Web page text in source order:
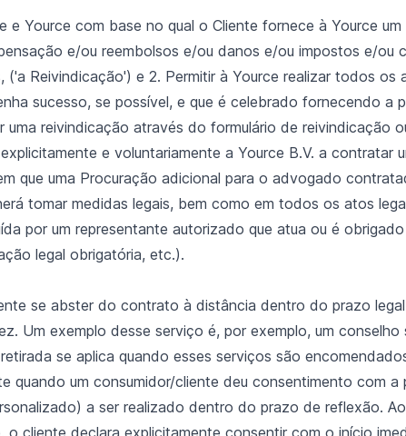
e Yource com base no qual o Cliente fornece à Yource
e/ou reembolsos e/ou danos e/ou impostos e/ou
('a Reivindicação') e 2. Permitir à Yource realizar todos os
sucesso, se possível, e que é celebrado fornecendo a
uma reivindicação através do formulário de reivindicação
e voluntariamente a Yource B.V. a contratar
que uma Procuração adicional para o advogado
tomar medidas legais, bem como em todos os atos
por um representante autorizado que atua ou é
legal obrigatória, etc.).
se abster do contrato à distância dentro do prazo
Um exemplo desse serviço é, por exemplo, um conselho
se aplica quando esses serviços são
quando um consumidor/cliente deu consentimento com
a ser realizado dentro do prazo de reflexão.
o cliente declara explicitamente consentir com o início